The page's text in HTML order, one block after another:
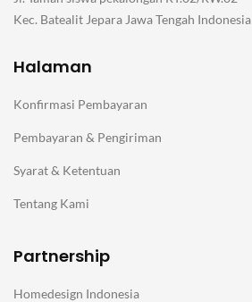
Kec. Batealit Jepara Jawa Tengah Indonesia
Halaman
Konfirmasi Pembayaran
Pembayaran & Pengiriman
Syarat & Ketentuan
Tentang Kami
Partnership
Homedesign Indonesia